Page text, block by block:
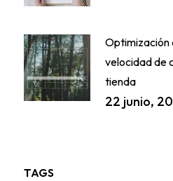
Optimización
velocidad de
tienda
22 junio,
TAGS